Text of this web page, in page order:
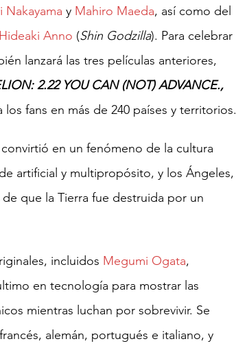
Nakayama y Mahiro Maeda, así como del
Hideaki Anno (Shin Godzilla). Para celebrar
lanzará las tres películas anteriores,
2.22 YOU CAN (NOT) ADVANCE.,
los fans en más de 240 países y territorios.
en un fenómeno de la cultura
artificial y multipropósito, y los Ángeles,
que la Tierra fue destruida por un
incluidos Megumi Ogata,
en tecnología para mostrar las
mientras luchan por sobrevivir. Se
alemán, portugués e italiano, y